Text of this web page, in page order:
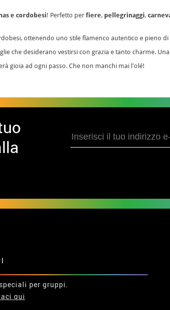
e cordobesi! Perfetto per fiere, pellegrinaggi,
ottenendo uno stile flamenco autentico e pieno di
che desiderano vestirsi con grazia e tanto charme.
gioia ad ogni passo. Che non manchi mai l'olé!
per gruppi.
qui